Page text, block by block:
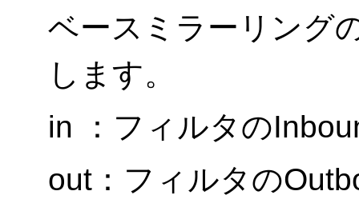
ベースミラーリング
します。
in ：フィルタの
out：フィルタの